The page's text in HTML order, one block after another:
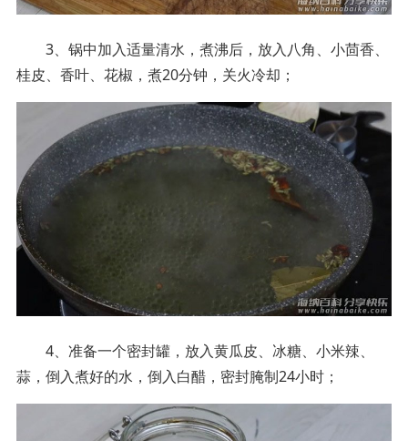
3、锅中加入适量清水，煮沸后，放入八角、小茴香、
桂皮、香叶、花椒，煮20分钟，关火冷却；
4、准备一个密封罐，放入黄瓜皮、冰糖、小米辣、
蒜，倒入煮好的水，倒入白醋，密封腌制24小时；